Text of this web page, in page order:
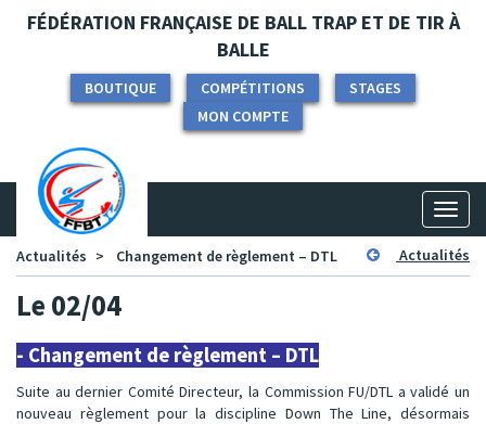
Panneau de gestion des cookies
FÉDÉRATION FRANÇAISE DE BALL TRAP ET DE TIR À
BALLE
BOUTIQUE COMPÉTITIONS
STAGES
MON COMPTE
Actualités
Changement de règlement – DTL Actualités
Le 02/04
- Changement de règlement – DTL
Suite au dernier Comité Directeur, la Commission FU/DTL a validé un
nouveau règlement pour la discipline Down The Line, désormais